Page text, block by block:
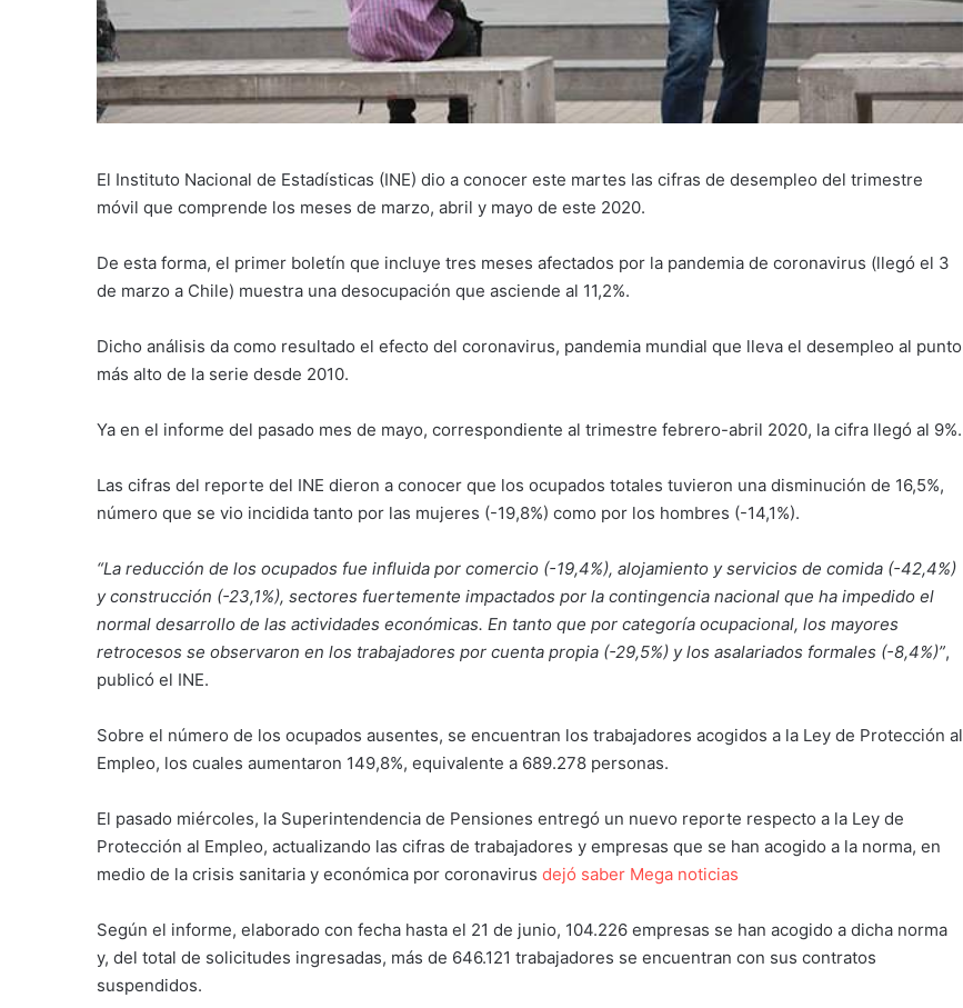
El Instituto Nacional de Estadísticas (INE) dio a conocer este martes las cifras de desempleo del trimestre
móvil que comprende los meses de marzo, abril y mayo de este 2020.
De esta forma, el primer boletín que incluye tres meses afectados por la pandemia de coronavirus (llegó el 3
de marzo a Chile) muestra una desocupación que asciende al 11,2%.
Dicho análisis da como resultado el efecto del coronavirus, pandemia mundial que lleva el desempleo al punto
más alto de la serie desde 2010.
Ya en el informe del pasado mes de mayo, correspondiente al trimestre febrero-abril 2020, la cifra llegó al 9%.
Las cifras del reporte del INE dieron a conocer que los ocupados totales tuvieron una disminución de 16,5%,
número que se vio incidida tanto por las mujeres (-19,8%) como por los hombres (-14,1%).
“La reducción de los ocupados fue influida por comercio (-19,4%), alojamiento y servicios de comida (-42,4%)
y construcción (-23,1%), sectores fuertemente impactados por la contingencia nacional que ha impedido el
normal desarrollo de las actividades económicas. En tanto que por categoría ocupacional, los mayores
retrocesos se observaron en los trabajadores por cuenta propia (-29,5%) y los asalariados formales (-8,4%)”,
publicó el INE.
Sobre el número de los ocupados ausentes, se encuentran los trabajadores acogidos a la Ley de Protección al
Empleo, los cuales aumentaron 149,8%, equivalente a 689.278 personas.
El pasado miércoles, la Superintendencia de Pensiones entregó un nuevo reporte respecto a la Ley de
Protección al Empleo, actualizando las cifras de trabajadores y empresas que se han acogido a la norma, en
medio de la crisis sanitaria y económica por coronavirus dejó saber Mega noticias
Según el informe, elaborado con fecha hasta el 21 de junio, 104.226 empresas se han acogido a dicha norma
y, del total de solicitudes ingresadas, más de 646.121 trabajadores se encuentran con sus contratos
suspendidos.